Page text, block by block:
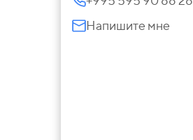
Напишите мне